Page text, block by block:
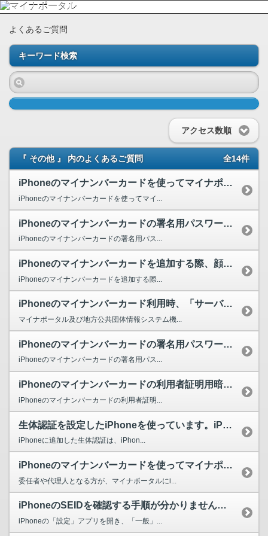
よくあるご質問
キーワード検索
アクセス数順
『 その他 』 内のよくあるご質問 全14件
iPhoneのマイナンバーカードを使ってマイナポータルへログイン後、マイナポータルを利用した電...
iPhoneのマイナンバーカードを使ってマイ...
iPhoneのマイナンバーカードの署名用パスワードがロックされました。どうすればよいですか。
iPhoneのマイナンバーカードの署名用パス...
iPhoneのマイナンバーカードを追加する際、顔認証の登録は必要ですか。
iPhoneのマイナンバーカードを追加する際...
iPhoneのマイナンバーカード利用時、「サーバーでエラーが発生しました」や「ただいまサーバー...
マイナポータル及び地方公共団体情報システム機...
iPhoneのマイナンバーカードの署名用パスワードを忘れてしまいました。どうすればよいですか。
iPhoneのマイナンバーカードの署名用パス...
iPhoneのマイナンバーカードの利用者証明用暗証番号を忘れてしまいました。どうすればよいですか。
iPhoneのマイナンバーカードの利用者証明...
生体認証を設定したiPhoneを使っています。iPhoneのマイナンバーカードの署名用パスワー...
iPhoneに追加した生体認証は、iPhon...
iPhoneのマイナンバーカードを使ってマイナポータルへログイン時、代理人サービスを利用するこ...
委任者や代理人となる方が、マイナポータルにi...
iPhoneのSEIDを確認する手順が分かりません。どうしたらよいですか。
iPhoneの「設定」アプリを開き、「一般」...